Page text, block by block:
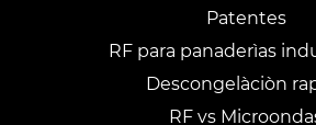
Patentes
RF para panaderìas
Descongelàciòn
RF vs